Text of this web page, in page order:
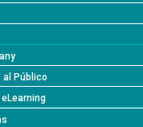
al Público
eLearning